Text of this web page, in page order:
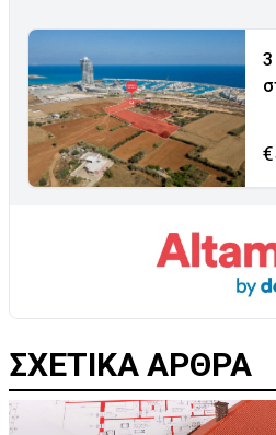
3
ΣΧΕΤΙΚΑ ΑΡΘΡΑ